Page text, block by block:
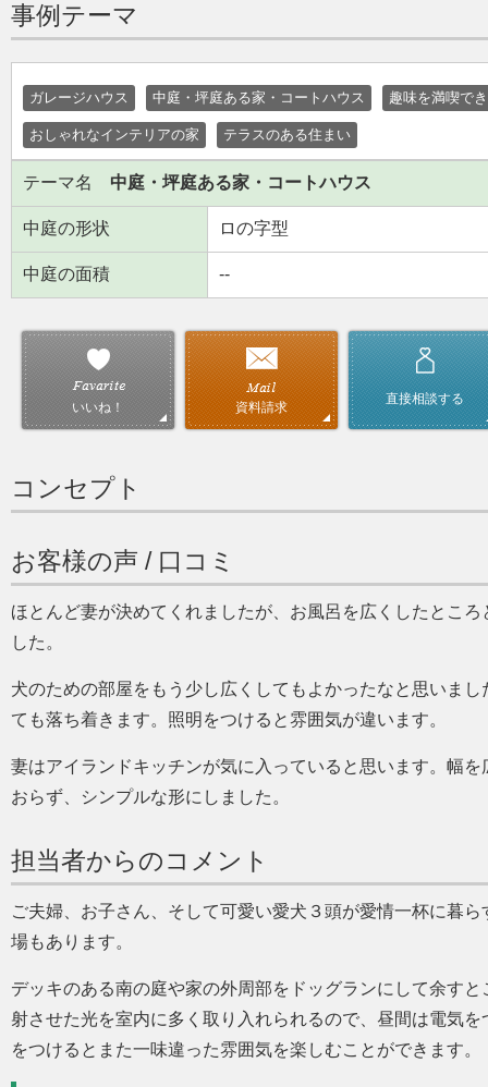
事例テーマ
ガレージハウス 中庭・坪庭ある家・コートハウス 趣味を満喫で
おしゃれなインテリアの家 テラスのある住まい
テーマ名 中庭・坪庭ある家・コートハウス
中庭の形状 ロの字型
中庭の面積 --
いいね！ 資料請求
直接相談する
コンセプト
お客様の声 / 口コミ
ほとんど妻が決めてくれましたが、お風呂を広くしたとこ
した。
犬のための部屋をもう少し広くしてもよかったなと思いま
ても落ち着きます。照明をつけると雰囲気が違います。
妻はアイランドキッチンが気に入っていると思います。幅
おらず、シンプルな形にしました。
担当者からのコメント
ご夫婦、お子さん、そして可愛い愛犬３頭が愛情一杯に暮
場もあります。
デッキのある南の庭や家の外周部をドッグランにして余す
射させた光を室内に多く取り入れられるので、昼間は電気
をつけるとまた一味違った雰囲気を楽しむことができます。